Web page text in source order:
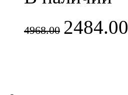
4968.00 2484.00